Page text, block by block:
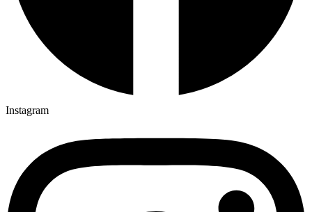
Instagram